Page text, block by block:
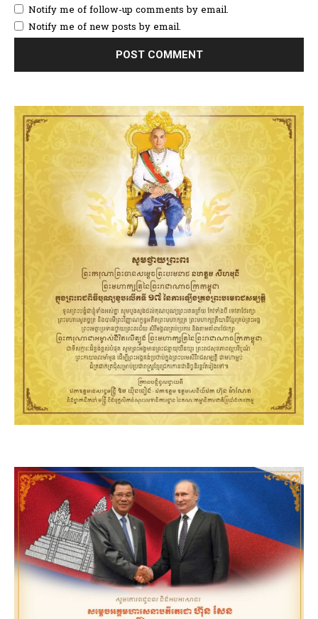
Notify me of follow-up comments by email.
Notify me of new posts by email.